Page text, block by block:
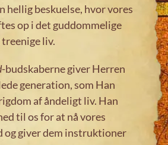
hellig beskuelse, hvor vores
op i det guddommelige
liv.
-budskaberne giver Herren
generation, som Han
af åndeligt liv. Han
til os for at nå vores
og giver dem instruktioner